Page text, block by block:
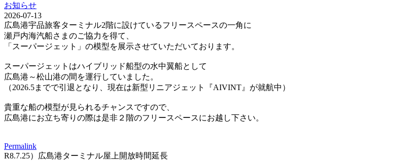
お知らせ
2026-07-13
広島港宇品旅客ターミナル2階に設けているフリースペースの一角に
瀬戸内海汽船さまのご協力を得て、
「スーパージェット」の模型を展示させていただいております。
スーパージェットはハイブリッド船型の水中翼船として
広島港～松山港の間を運行していました。
（2026.5までで引退となり、現在は新型リニアジェット『AIVINT』が就航中）
貴重な船の模型が見られるチャンスですので、
広島港にお立ち寄りの際は是非２階のフリースペースにお越し下さい。
Permalink
R8.7.25）広島港ターミナル屋上開放時間延長